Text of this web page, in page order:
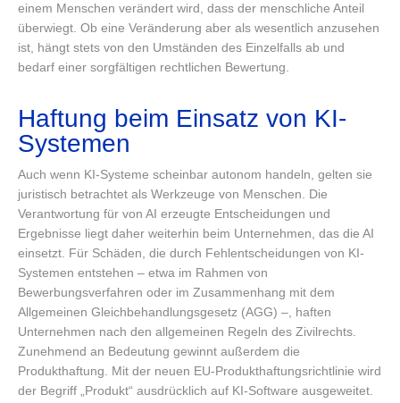
einem Menschen verändert wird, dass der menschliche Anteil
überwiegt. Ob eine Veränderung aber als wesentlich anzusehen
ist, hängt stets von den Umständen des Einzelfalls ab und
bedarf einer sorgfältigen rechtlichen Bewertung.
Haftung beim Einsatz von KI-
Systemen
Auch wenn KI-Systeme scheinbar autonom handeln, gelten sie
juristisch betrachtet als Werkzeuge von Menschen. Die
Verantwortung für von AI erzeugte Entscheidungen und
Ergebnisse liegt daher weiterhin beim Unternehmen, das die AI
einsetzt. Für Schäden, die durch Fehlentscheidungen von KI-
Systemen entstehen – etwa im Rahmen von
Bewerbungsverfahren oder im Zusammenhang mit dem
Allgemeinen Gleichbehandlungsgesetz (AGG) –, haften
Unternehmen nach den allgemeinen Regeln des Zivilrechts.
Zunehmend an Bedeutung gewinnt außerdem die
Produkthaftung. Mit der neuen EU-Produkthaftungsrichtlinie wird
der Begriff „Produkt“ ausdrücklich auf KI-Software ausgeweitet.